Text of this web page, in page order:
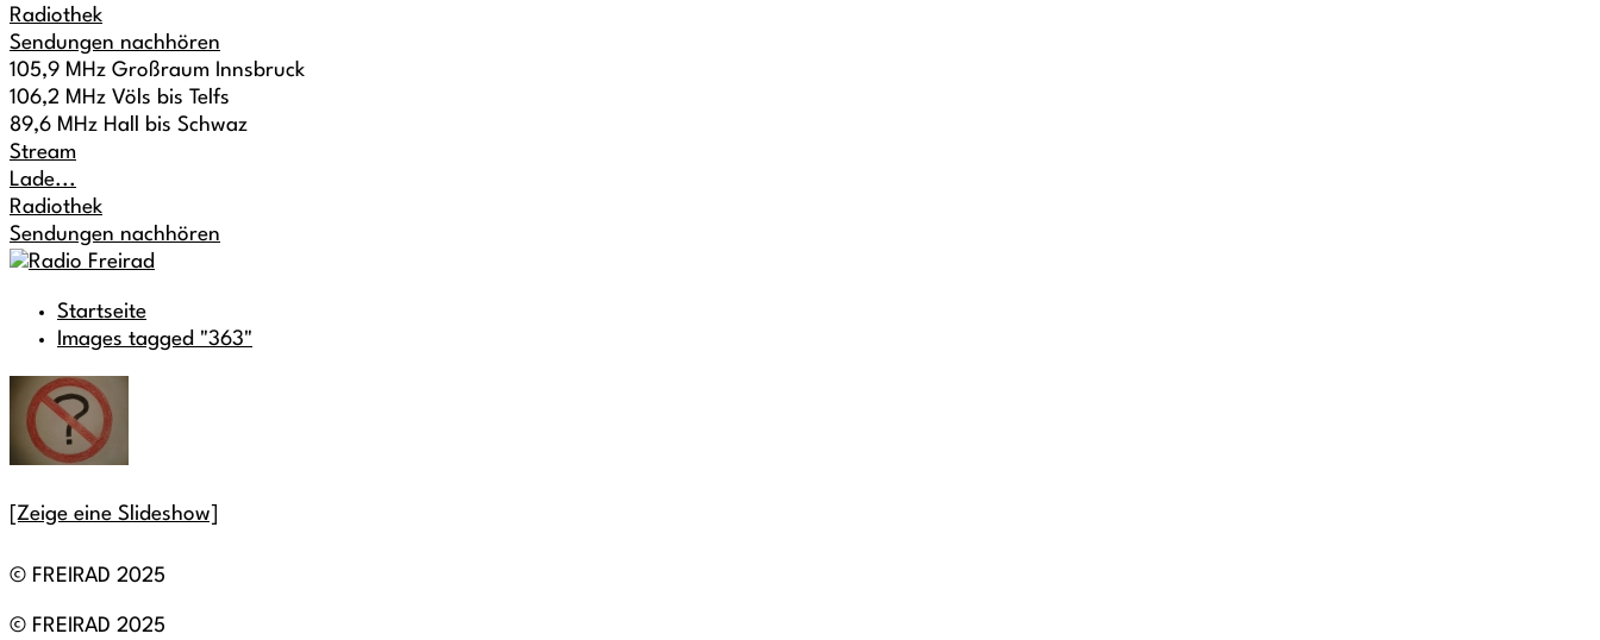
Radiothek
Sendungen nachhören
105,9 MHz Großraum Innsbruck
106,2 MHz Völs bis Telfs
89,6 MHz Hall bis Schwaz
Stream
Lade...
Radiothek
Sendungen nachhören
Startseite
Images tagged "363"
[Zeige eine Slideshow]
© FREIRAD 2025
© FREIRAD 2025